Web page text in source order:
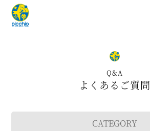
Q&A
よくあるご質問
CATEGORY